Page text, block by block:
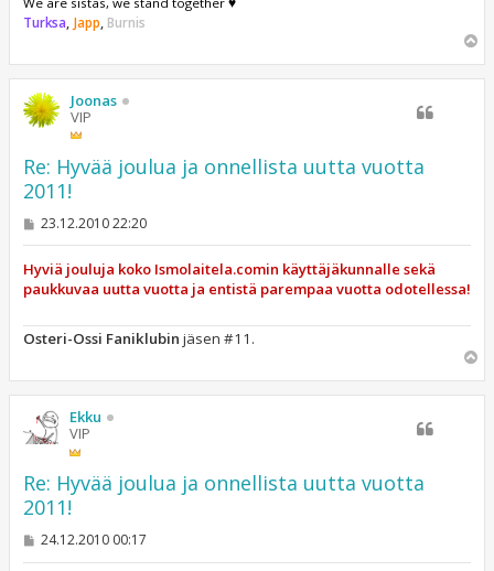
Turksa Japp Burnis
ö
Joonas
VIP
Re: Hyvää joulua ja onnellista uutta vuotta
2011!
V
s
t
i
23.12.2010 22:20
Hyviä jouluja koko Ismolaitela.comin käyttäjäkunnalle sekä
paukkuvaa uutta vuotta ja entistä parempaa vuotta odotellessa!
Osteri-Ossi Faniklubin jäsen #11.
l
ö
Ekku
VIP
Re: Hyvää joulua ja onnellista uutta vuotta
2011!
V24.12.2010 00:17